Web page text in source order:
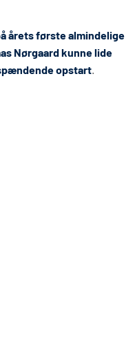
årets første almindelige
Nørgaard kunne lide
opstart.